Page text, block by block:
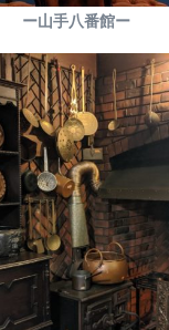
ー山手八番館ー